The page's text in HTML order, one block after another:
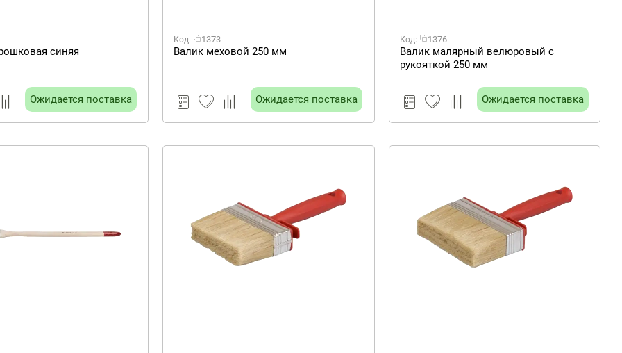
синяя
Ожидается поставка
Код: 1373
Валик меховой 250 мм
Ожидается поставка
Код: 1376
Валик малярный велюровый с
рукояткой 250 мм
Ожидается поставка